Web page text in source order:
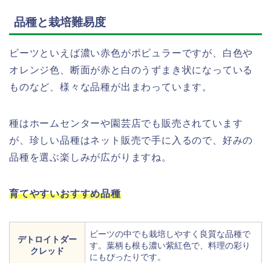
品種と栽培難易度
ビーツといえば濃い赤色がポピュラーですが、白色や
オレンジ色、断面が赤と白のうずまき状になっている
ものなど、様々な品種が出まわっています。
種はホームセンターや園芸店でも販売されています
が、珍しい品種はネット販売で手に入るので、好みの
品種を選ぶ楽しみが広がりますね。
育てやすいおすすめ品種
デトロイトダー
クレッド
ビーツの中でも栽培しやすく良質な品種で
す。葉柄も根も濃い紫紅色で、料理の彩り
にもぴったりです。